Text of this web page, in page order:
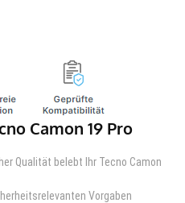
Camon 19 Pro
Qualität belebt Ihr Tecno Camon
Vorgaben